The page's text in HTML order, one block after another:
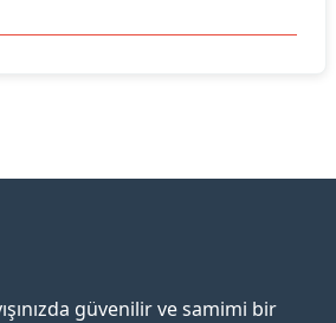
güvenilir ve samimi bir